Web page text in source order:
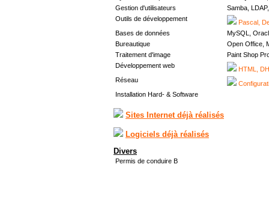
Gestion d'utilisateurs
Samba,
Outils de développement
Pascal,
Bases de données
MySQL,
Bureautique
Open Office,
Traitement d'image
Paint Shop
Développement web
HTML,
Réseau
Installation Hard- & Software
Sites Internet déjà réalisés
Logiciels déjà réalisés
Divers
Permis de conduire B